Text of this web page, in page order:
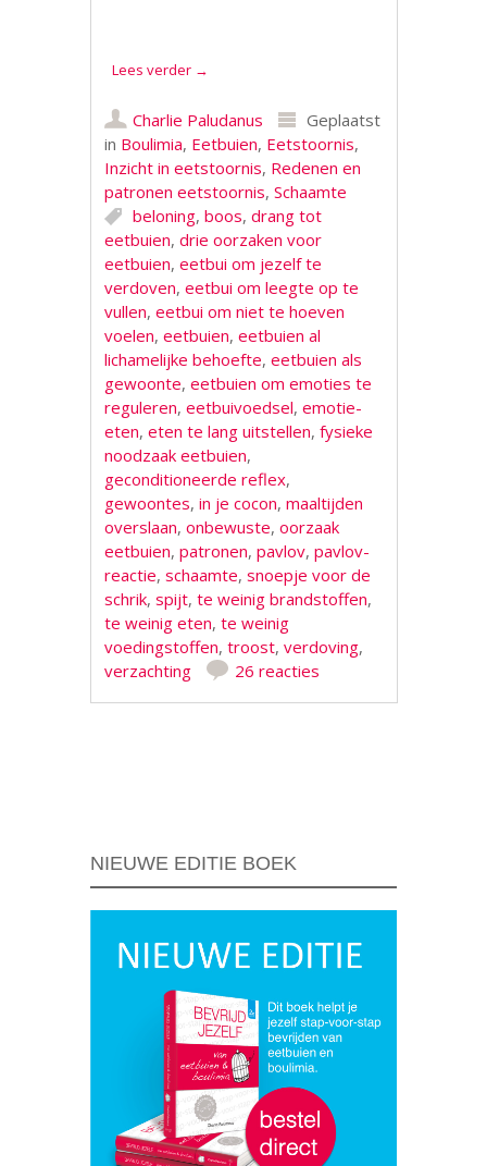
Lees verder →
Charlie Paludanus
Geplaatst
in Boulimia, Eetbuien, Eetstoornis,
Inzicht in eetstoornis, Redenen en
patronen eetstoornis,Schaamte
beloning,boos,drang tot
eetbuien,drie oorzaken voor
eetbuien,eetbui om jezelf te
verdoven,eetbui om leegte op te
vullen,eetbui om niet te hoeven
voelen,eetbuien,eetbuien al
lichamelijke behoefte,eetbuien als
gewoonte,eetbuien om emoties te
reguleren,eetbuivoedsel,emotie-
eten,eten te lang uitstellen,fysieke
noodzaak eetbuien,
geconditioneerde reflex,
gewoontes,in je cocon,maaltijden
overslaan,onbewuste,oorzaak
eetbuien,patronen,pavlov,pavlov-
reactie,schaamte,snoepje voor de
schrik,spijt,te weinig brandstoffen,
te weinig eten,te weinig
voedingstoffen,troost,verdoving,
verzachting
26 reacties
NIEUWE EDITIE BOEK